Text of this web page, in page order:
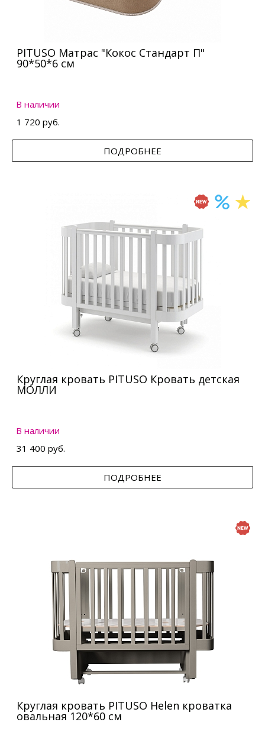
PITUSO Матрас "Кокос Стандарт П"
90*50*6 см
В наличии
1 720 руб.
ПОДРОБНЕЕ
Круглая кровать PITUSO Кровать детская
МОЛЛИ
В наличии
31 400 руб.
ПОДРОБНЕЕ
Круглая кровать PITUSO Helen кроватка
овальная 120*60 см